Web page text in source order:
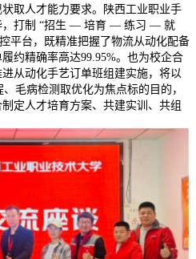
取人才能力要求。陕西工业职业手
，打制 “招生 — 培育 — 练习 — 就
平台，既精准把握了物流从动化配备
约精确率高达99.95%。也为校企合
从动化手艺订单班组建实施，将以
毛病检测取优化为焦点标的目的，
定人才培育方案、共建实训、共组